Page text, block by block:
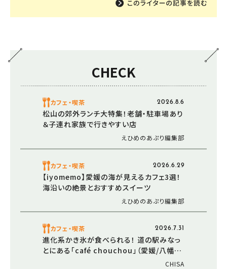
CHECK
カフェ・喫茶 2026.8.6
松山の郊外ランチ大特集！老舗・駐車場あり
＆子連れ家族で行きやすい店
えひめのあぷり編集部
カフェ・喫茶 2026.6.29
【iyomemo】愛媛の海が見えるカフェ3選！
海沿いの絶景とおすすめスイーツ
えひめのあぷり編集部
カフェ・喫茶 2026.7.31
進化系かき氷が食べられる！ 道の駅みなっ
とにある「café chouchou」（愛媛/八幡浜
CHISA